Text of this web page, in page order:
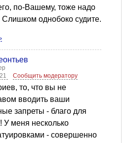
по-Вашему, тоже надо
однобоко судите.
Сообщить модератору
то, что вы не
вводить ваши
запреты - благо для
У меня несколько
- совершенно